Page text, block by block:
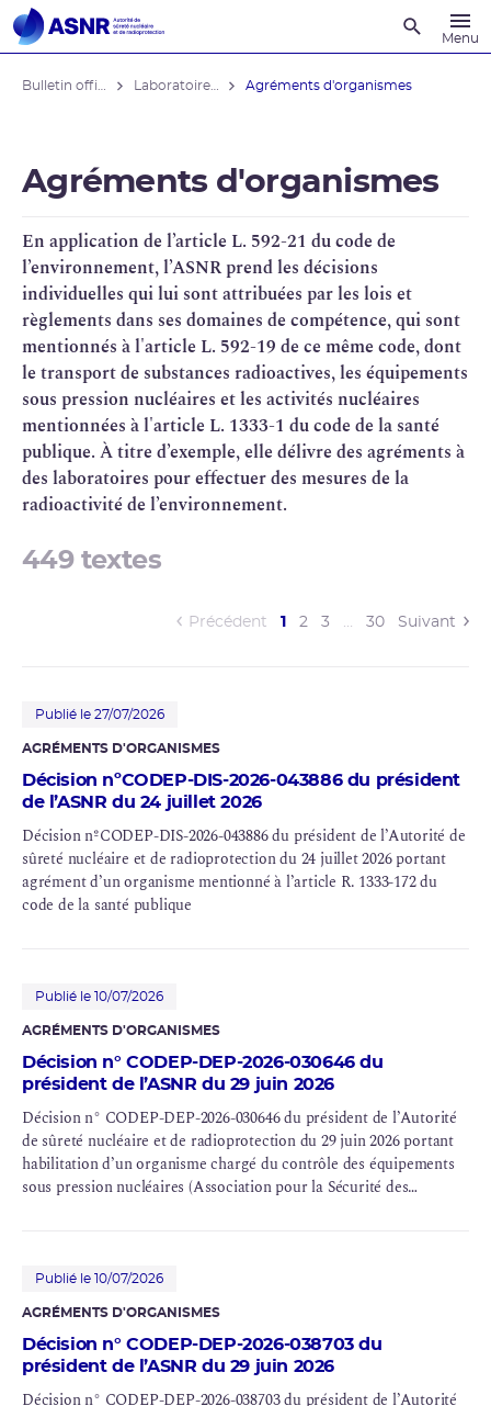
Menu
Agréments d'organismes
Agréments d'organismes
En application de l’article L. 592-21 du code de
l’environnement, l’ASNR prend les décisions
individuelles qui lui sont attribuées par les lois et
règlements dans ses domaines de compétence, qui sont
mentionnés à l'article L. 592-19 de ce même code, dont
le transport de substances radioactives, les équipements
sous pression nucléaires et les activités nucléaires
mentionnées à l'article L. 1333-1 du code de la santé
publique. À titre d’exemple, elle délivre des agréments à
des laboratoires pour effectuer des mesures de la
radioactivité de l’environnement.
449 textes
Précédent 1 (current)
2 3 … 30 Suivant
Publié le 27/07/2026
AGRÉMENTS D'ORGANISMES
Décision nºCODEP-DIS-2026-043886 du président
de l’ASNR du 24 juillet 2026
Décision nºCODEP-DIS-2026-043886 du président de l’Autorité de
sûreté nucléaire et de radioprotectiondu 24 juillet 2026 portant
agrément d’un organisme mentionné à l’article R. 1333-172 du
code de la santé publique
Publié le 10/07/2026
AGRÉMENTS D'ORGANISMES
Décision n° CODEP-DEP-2026-030646 du
président de l’ASNR du 29 juin 2026
Décision n° CODEP-DEP-2026-030646 du président de l’Autorité
de sûreté nucléaire et de radioprotection du 29 juin 2026 portant
habilitation d’un organisme chargé du contrôle des équipements
sous pression nucléaires (Association pour la Sécurité des
Publié le 10/07/2026
AGRÉMENTS D'ORGANISMES
Décision n° CODEP-DEP-2026-038703 du
président de l’ASNR du 29 juin 2026
Décision n° CODEP-DEP-2026-038703 du président de l’Autorité